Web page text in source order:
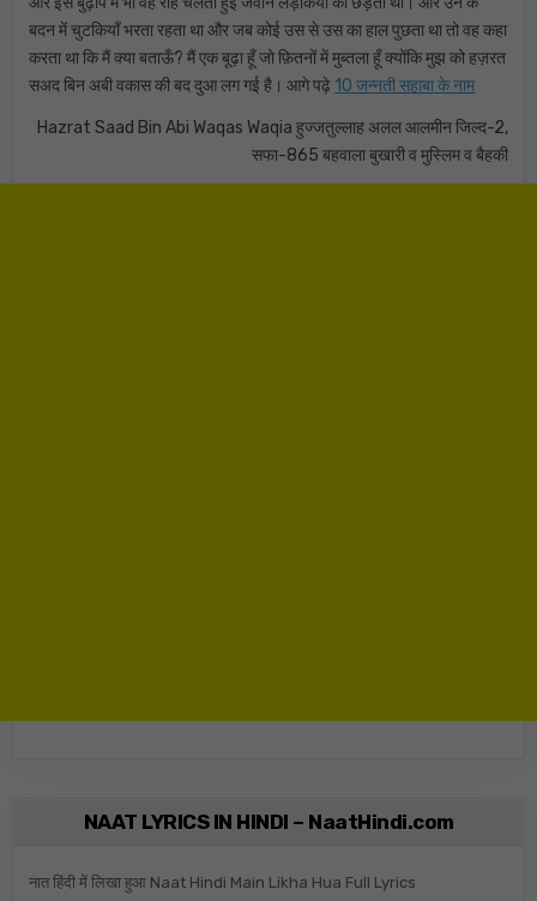
बदन में चुटकियाँ भरता रहता था और जब कोई उस से उस का हाल पुछता था तो वह कहा
करता था कि मैं क्या बताऊँ? मैं एक बूढ़ा हूँ जो फ़ितनों में मुब्तला हूँ क्योंकि मुझ को हज़रत
सअद बिन अबी वकास की बद दुआ लग गई है। आगे पढ़े 10 जन्नती सहाबा के नाम
Hazrat Saad Bin Abi Waqas Waqia हुज्जतुल्लाह अलल आलमीन जिल्द-2,
सफा-865 बहवाला बुखारी व मुस्लिम व बैहकी
NAAT LYRICS IN HINDI – NaatHindi.com
नात हिंदी में लिखा हुआ Naat Hindi Main Likha Hua Full Lyrics